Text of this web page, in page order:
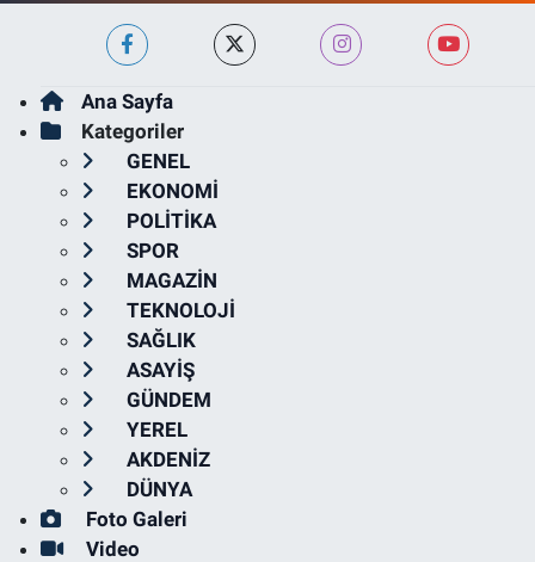
Ana Sayfa
Kategoriler
GENEL
EKONOMİ
POLİTİKA
SPOR
MAGAZİN
TEKNOLOJİ
SAĞLIK
ASAYİŞ
GÜNDEM
YEREL
AKDENİZ
DÜNYA
Foto Galeri
Video